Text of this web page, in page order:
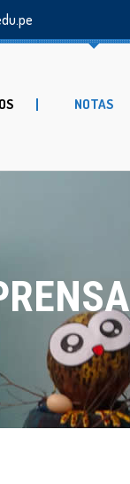
NOTAS